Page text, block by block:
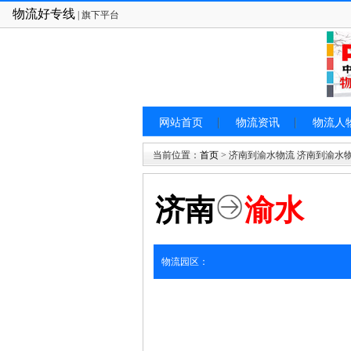
物流好专线 | 旗下平台
网站首页 物流资讯 物流人
当前位置： 首页 > 济南到渝水物流 济南到渝水
济南 渝水
物流园区：